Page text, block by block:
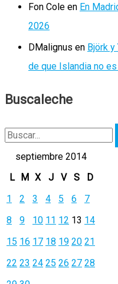
Fon Cole en En
2026
DMalignus en Björk y
de que Islandia no
Buscaleche
B
r
p
o
septiembre 2014
L
M X J V S
D
1
2 3 4 5 6
7
8
9 10 11 12 13 14
15 16 17 18 19 20 21
22 23 24 25 26 27 28